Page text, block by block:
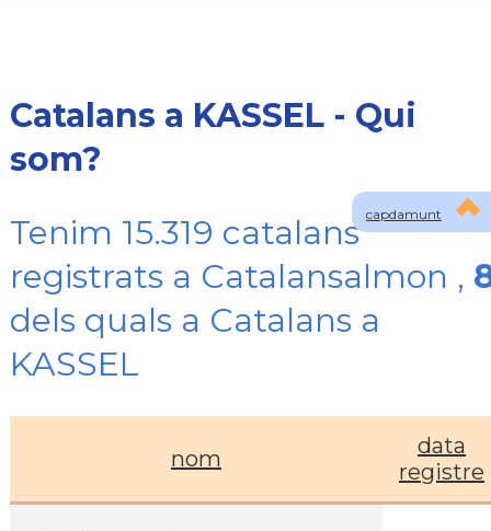
capdamunt
Catalans a KASSEL - Qui
som?
Tenim 15.319 catalans
registrats a Catalansalmon ,
dels quals a Catalans a
KASSEL
nom
data
registre